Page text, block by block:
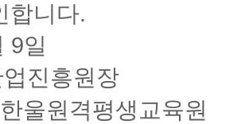
합니다.
9일
진흥원장
울원격평생교육원